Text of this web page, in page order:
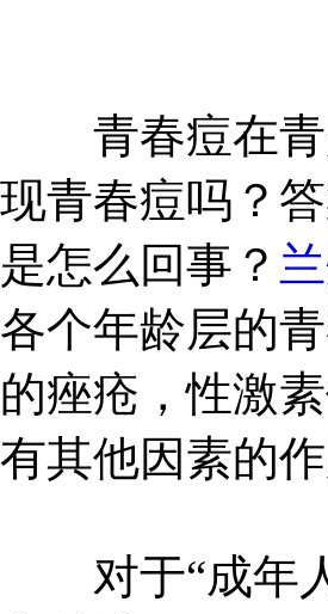
青春痘在青
现青春痘吗？
是怎么回事？
各个年龄层的
的痤疮，性激
有其他因素的作
对于“成年人